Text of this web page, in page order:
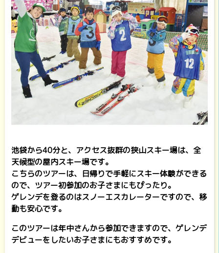
池袋から40分と、アクセス抜群の狭山スキー場は、全
天候型の屋内スキー場です。
こちらのツアーは、日帰りで手軽にスキー体験ができる
ので、ツアー初参加のお子さまにもぴったり。
ゲレンデを登るのはスノーエスカレーターですので、移
動も安心です。
このツアーは年中さんから参加できますので、ゲレンデ
デビューをしたいお子さまにもおすすめです。